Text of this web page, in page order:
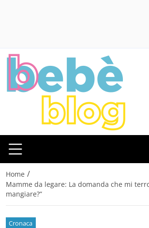
Home /
Mamme da legare: La domanda che mi
mangiare?”
Cronaca